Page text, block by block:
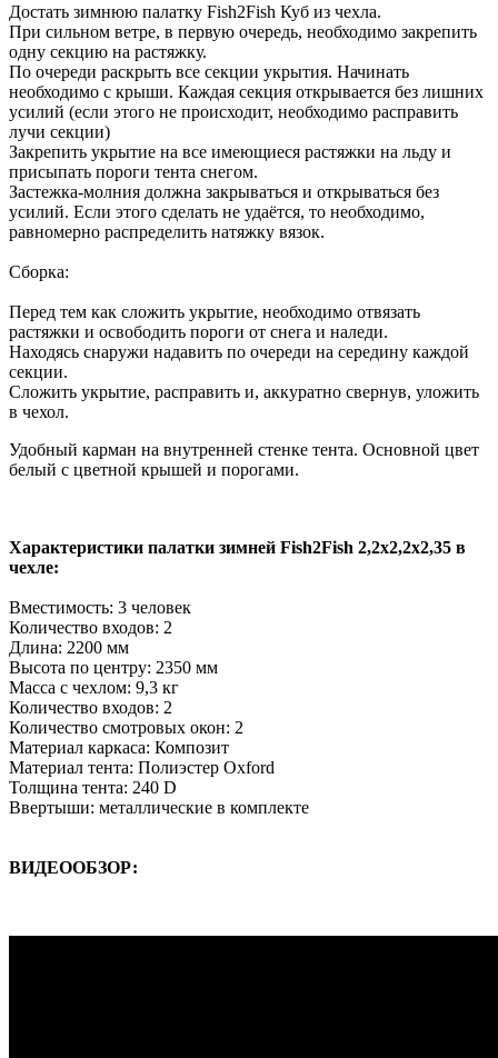
Достать зимнюю палатку Fish2Fish Куб из чехла.
При сильном ветре, в первую очередь, необходимо закрепить
одну секцию на растяжку.
По очереди раскрыть все секции укрытия. Начинать
необходимо с крыши. Каждая секция открывается без лишних
усилий (если этого не происходит, необходимо расправить
лучи секции)
Закрепить укрытие на все имеющиеся растяжки на льду и
присыпать пороги тента снегом.
Застежка-молния должна закрываться и открываться без
усилий. Если этого сделать не удаётся, то необходимо,
равномерно распределить натяжку вязок.
Сборка:
Перед тем как сложить укрытие, необходимо отвязать
растяжки и освободить пороги от снега и наледи.
Находясь снаружи надавить по очереди на середину каждой
секции.
Сложить укрытие, расправить и, аккуратно свернув, уложить
в чехол.
Удобный карман на внутренней стенке тента. Основной цвет
белый с цветной крышей и порогами.
Характеристики палатки зимней Fish2Fish 2,2х2,2х2,35 в
чехле:
Вместимость: 3 человек
Количество входов: 2
Длина: 2200 мм
Высота по центру: 2350 мм
Масса с чехлом: 9,3 кг
Количество входов: 2
Количество смотровых окон: 2
Материал каркаса: Композит
Материал тента: Полиэстер Oxford
Толщина тента: 240 D
Ввертыши: металлические в комплекте
ВИДЕООБЗОР: